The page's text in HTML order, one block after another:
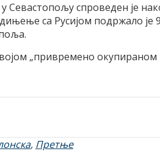
Севастопољу спроведен је
са Русијом подржало
„привремено окупираном
, Претње